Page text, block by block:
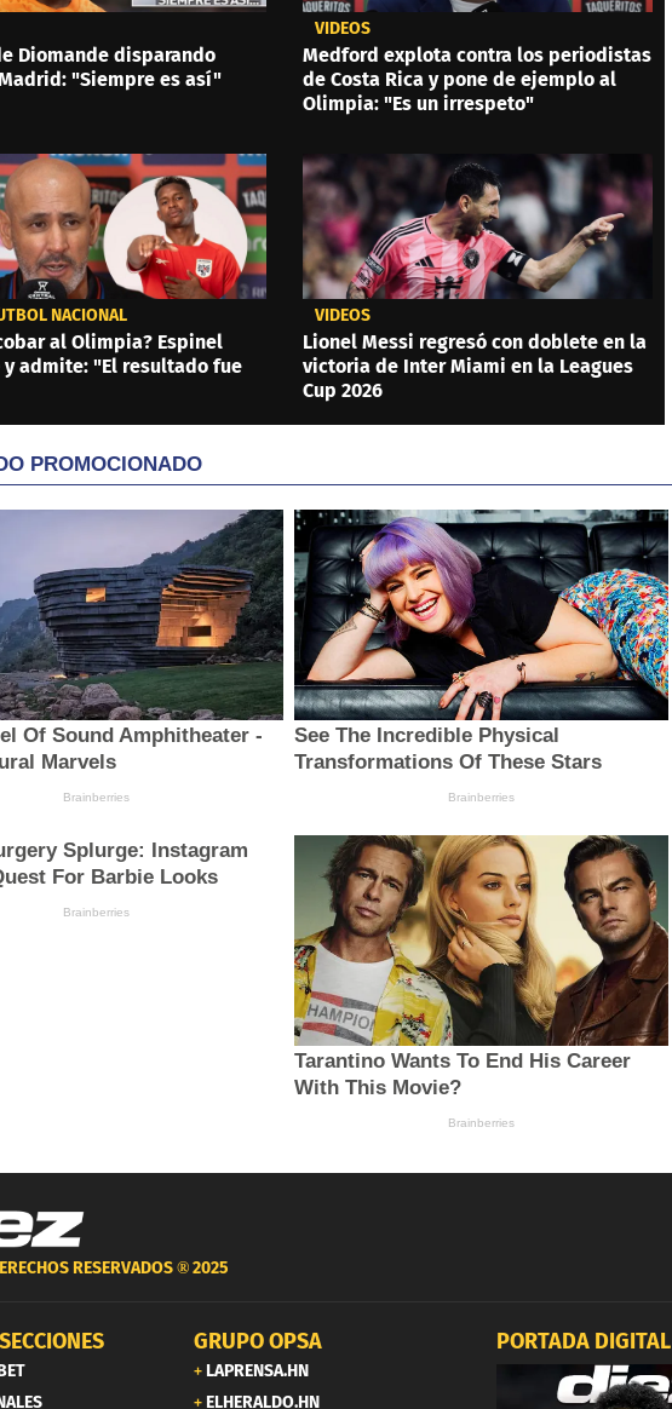
Diomande disparando
"Siempre es así"
VIDEOS
Medford explota contra los periodistas
de Costa Rica y pone de ejemplo al
Olimpia: "Es un irrespeto"
NACIONAL
al Olimpia? Espinel
y admite: "El resultado fue
VIDEOS
Lionel Messi regresó con doblete en la
victoria de Inter Miami en la Leagues
Cup 2026
RESERVADOS ®2025
GRUPO OPSA
LAPRENSA.HN
ELHERALDO.HN
PORTADA DIGITAL